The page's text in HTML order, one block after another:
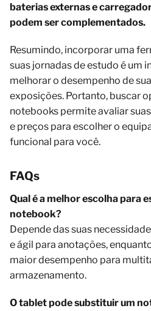
baterias externas e
podem ser complementados.
Resumindo, incorporar uma
suas jornadas de estudo é um
melhorar o desempenho de
exposições. Portanto, buscar
notebooks permite avaliar
e preços para escolher o
funcional para você.
FAQs
Qual é a melhor escolha para
notebook?
Depende das suas
e ágil para anotações,
maior desempenho para
armazenamento.
O tablet pode substituir um